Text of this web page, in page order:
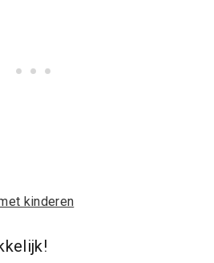
kinderen